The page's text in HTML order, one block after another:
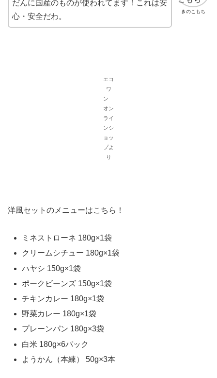
きのこもち
だんに国産のものが使われてます！これは安
心・安全だわ。
エコ
ワ
ン
オン
ライ
ンシ
ョッ
プよ
り
洋風セットのメニューはこちら！
ミネストローネ 180g×1袋
クリームシチュー 180g×1袋
ハヤシ 150g×1袋
ポークビーンズ 150g×1袋
チキンカレー 180g×1袋
野菜カレー 180g×1袋
プレーンパン 180g×3袋
白米 180g×6パック
ようかん（本練） 50g×3本